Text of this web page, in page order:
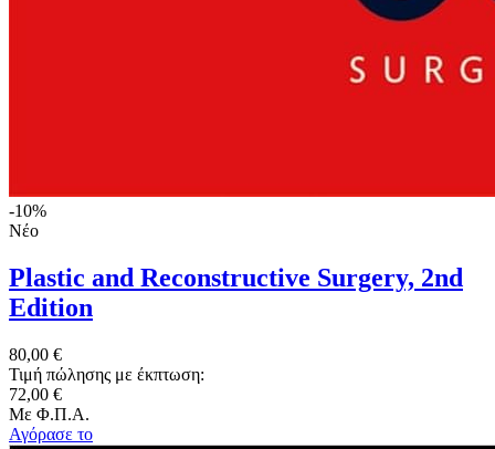
-10%
Νέο
Plastic and Reconstructive Surgery, 2nd
Edition
80,00 €
Τιμή πώλησης με έκπτωση:
72,00 €
Με Φ.Π.Α.
Αγόρασε το